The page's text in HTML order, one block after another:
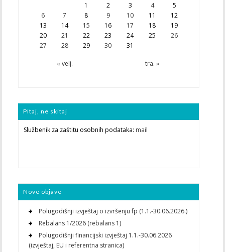
« velj. tra. »
1 2 3 4
5
6
7 8 9 10 11
12
13
14 15 16 17 18
19
20
21 22 23 24 25
26
27
28 29 30 31
Pitaj, ne skitaj
Službenik za zaštitu osobnih podataka: mail
Nove objave
Polugodišnji izvještaj o izvršenju fp (1.1.-30.06.2026.)
Rebalans 1/2026 (rebalans 1)
Polugodišnji financijski izvještaj 1.1.-30.06.2026
(izvještaj, EU i referentna stranica)